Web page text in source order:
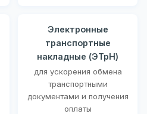
Электронные
транспортные
накладные (ЭТрН)
для ускорения обмена
транспортными
документами и получения
оплаты